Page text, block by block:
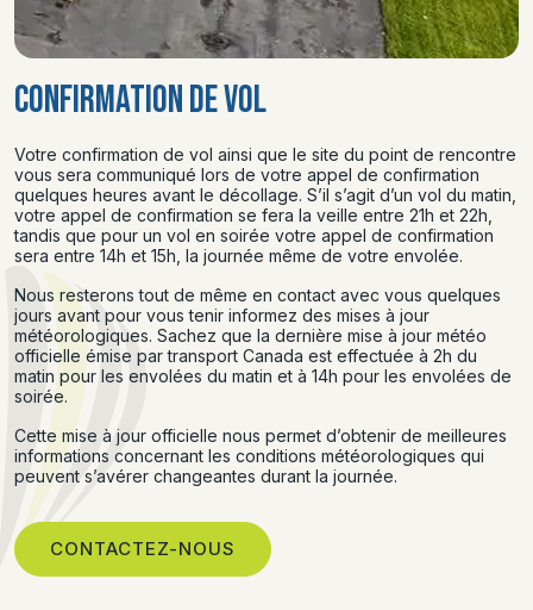
CONFIRMATION DE VOL
Votre confirmation de vol ainsi que le site du point de rencontre
vous sera communiqué lors de votre appel de confirmation
quelques heures avant le décollage. S’il s’agit d’un vol du matin,
votre appel de confirmation se fera la veille entre 21h et 22h,
tandis que pour un vol en soirée votre appel de confirmation
sera entre 14h et 15h, la journée même de votre envolée.
Nous resterons tout de même en contact avec vous quelques
jours avant pour vous tenir informez des mises à jour
météorologiques. Sachez que la dernière mise à jour météo
officielle émise par transport Canada est effectuée à 2h du
matin pour les envolées du matin et à 14h pour les envolées de
soirée.
Cette mise à jour officielle nous permet d’obtenir de meilleures
informations concernant les conditions météorologiques qui
peuvent s’avérer changeantes durant la journée.
CONTACTEZ-NOUS